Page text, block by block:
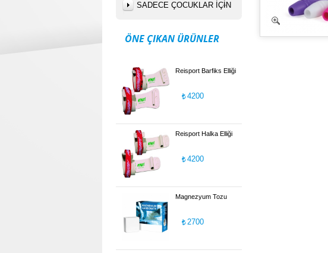
SADECE ÇOCUKLAR İÇİN
ÖNE ÇIKAN ÜRÜNLER
Reisport Barfiks Elliği
4200
Reisport Halka Elliği
4200
Magnezyum Tozu
2700